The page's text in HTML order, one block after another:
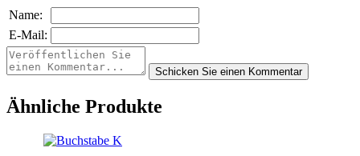
Name:
E-Mail:
Ähnliche Produkte